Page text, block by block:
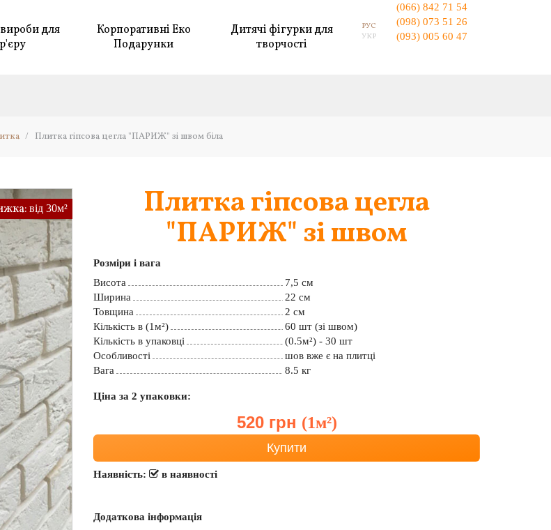
для
Корпоративні Еко
Подарунки
Дитячі фігурки для
творчості
РУС
УКР
(066) 842 71 54
(098) 073 51 26
(093) 005 60 47
/ Плитка гіпсова цегла "ПАРИЖ" зі швом біла
від 30м² Плитка гіпсова цегла
"ПАРИЖ" зі швом
Розміри і вага
Висота
7,5 см
Ширина
22 см
Товщина
2 см
Кількість в (1м²)
60 шт (зі швом)
Кількість в упаковці
(0.5м²) - 30 шт
Особливості
шов вже є на плитці
Вага
8.5 кг
Ціна за 2 упаковки:
520 грн (1м²)
Купити
Наявність: в наявності
Додаткова інформація